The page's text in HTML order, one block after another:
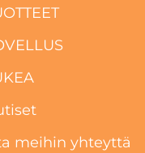
meihin yhteyttä